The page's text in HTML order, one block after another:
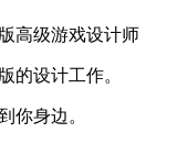
高级游戏设计师
的设计工作。
你身边。